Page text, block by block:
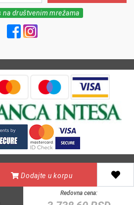
Dodajte u korpu
Redovna cena:
na društvenim mrežama